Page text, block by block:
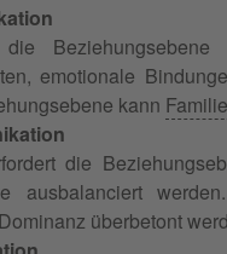
emotionale
kann
die
ausbalanciert
überbetont